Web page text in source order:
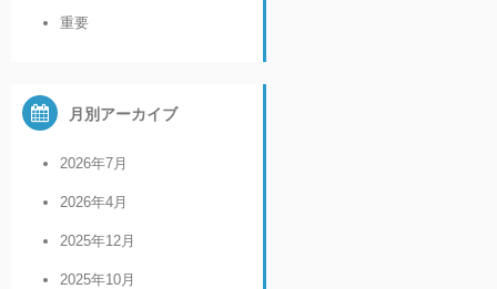
重要
月別アーカイブ
2026年7月
2026年4月
2025年12月
2025年10月